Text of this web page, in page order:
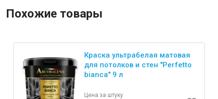
Похожие товары
Краска ультрабелая матовая
для потолков и стен "Perfetto
bianca" 9 л
Цена за штуку